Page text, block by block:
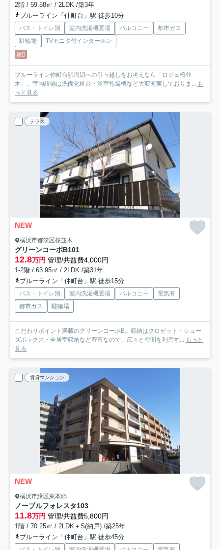
2階 / 59.58㎡ / 2LDK /築3年
ブルーライン「仲町台」駅 徒歩10分
バス・トイレ別 室内洗濯機置場 バルコニー
都市ガス
駐輪場
TVモニタ付インターホン
敷0
ブルーライン仲町台駅周辺への引っ越しをお考えなら「ロジェ桜並
木」。室内設備は洗面化粧台・浴室乾燥機など大変充実しておりま... も
っと見る
テラス
NEW
横浜市都筑区桜並木
グリーンコーポB101
12.8万円 管理/共益費4,000円
1-2階 / 63.95㎡ / 2LDK /築31年
ブルーライン「仲町台」駅 徒歩15分
バス・トイレ別 室内洗濯機置場 バルコニー
電気有
都市ガス
駐輪場
こだわりポイント満載のグリーンコーポB。収納はクロゼット・シュー
ズボックス・全居室収納など豊富なので、広々と空間を利用す... もっと
見る
賃貸マンション
NEW
横浜市緑区東本郷
ノーブルフォレスタ103
11.8万円 管理/共益費5,800円
1階 / 70.25㎡ / 2LDK＋S(納戸) /築25年
ブルーライン「仲町台」駅 徒歩45分